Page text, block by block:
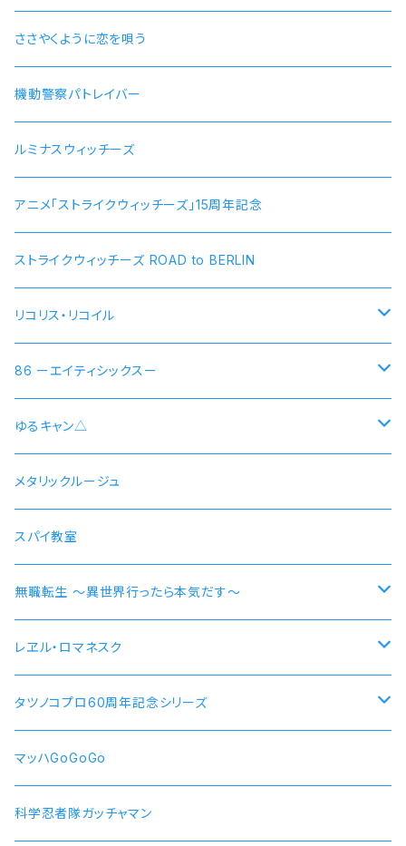
ささやくように恋を唄う
機動警察パトレイバー
ルミナスウィッチーズ
アニメ「ストライクウィッチーズ」15周年記念
ストライクウィッチーズ ROAD to BERLIN
リコリス・リコイル
錦木千束 DA 1st モデル 腕時計 本数限定商品
井ノ上たきな DA 2nd モデル 腕時計 本数限定商品
86 ーエイティシックスー
シン 連邦国ver モデル
シン 共和国ver モデル
ヴラディレーナ・ミリーゼ モデル
ゆるキャン△
野クルver
志摩リン
各務原なでしこ
乗物シリーズ
なでしこ 自転車
桜 自動車
メタリックルージュ
スパイ教室
無職転生 〜異世界行ったら本気だす〜
【エリス・ボレアス・グレイラット】腕時計 本数限定商品
【ロキシー・ミグルディア】腕時計 本数限定商品
【シルフィエット】腕時計 本数限定商品
【ルイジェルド】腕時計 本数限定
レヱル・ロマネスク
すずしろ モデル
紅
ラン モデル
タツノコプロ60周年記念シリーズ
マッハGoGoGo 55周年記念モデル
科学忍者隊ガッチャマン 50周年記念モデル
マッハGoGoGo
科学忍者隊ガッチャマン